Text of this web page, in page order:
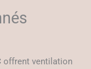
offrent ventilation